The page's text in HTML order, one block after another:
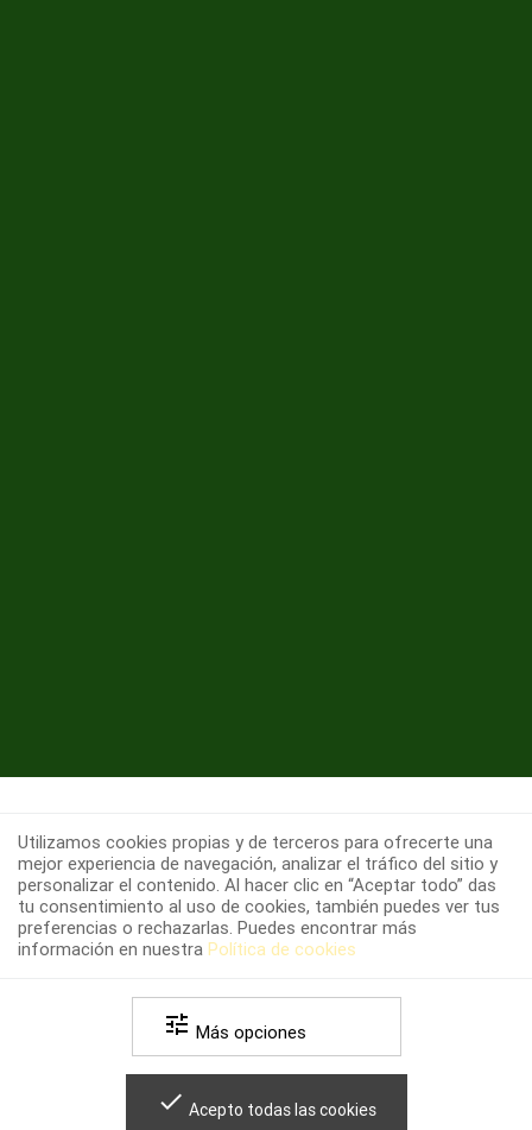
Utilizamos cookies propias y de terceros para ofrecerte una
mejor experiencia de navegación, analizar el tráfico del sitio y
personalizar el contenido. Al hacer clic en “Aceptar todo” das
tu consentimiento al uso de cookies, también puedes ver tus
preferencias o rechazarlas. Puedes encontrar más
información en nuestra Política de cookies
tune Más opciones
done Acepto todas las cookies
Copyright 2026 farmapozuelo.es -Política de
privacidad -Política de cookies - Términos y
condiciones legales-
Versión 1.0.0 (Rev.20150923.11.10)
Desarrollado por